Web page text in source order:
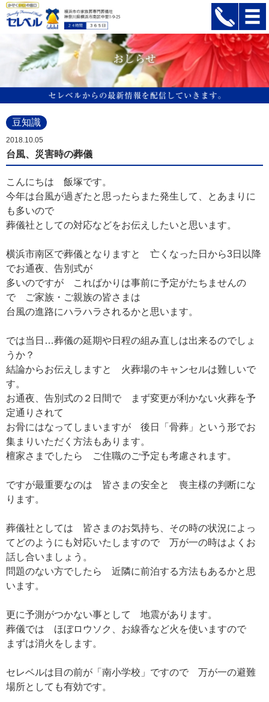
豆知識
2018.10.05
台風、災害時の葬儀
こんにちは 飯塚です。
今年は台風が過ぎたと思ったらまた発生して、とあまりに
も多いので
葬儀社としての対応などをお伝えしたいと思います。
横浜市南区で葬儀となりますと 亡くなった日から3日以降
でお通夜、告別式が
多いのですが こればかりは事前に予定がたちませんの
で ご家族・ご親族の皆さまは
台風の進路にハラハラされるかと思います。
では当日…葬儀の延期や日程の組み直しは出来るのでしょ
うか？
結論からお伝えしますと 火葬場のキャンセルは難しいで
す。
お通夜、告別式の２日間で まず変更が利かない火葬を予
定通りされて
お骨にはなってしまいますが 後日「骨葬」という形でお
集まりいただく方法もあります。
檀家さまでしたら ご住職のご予定も考慮されます。
ですが最重要なのは 皆さまの安全と 喪主様の判断にな
ります。
葬儀社としては 皆さまのお気持ち、その時の状況によっ
てどのようにも対応いたしますので 万が一の時はよくお
話し合いましょう。
問題のない方でしたら 近隣に前泊する方法もあるかと思
います。
更に予測がつかない事として 地震があります。
葬儀では ほぼロウソク、お線香など火を使いますので
まずは消火をします。
セレベルは目の前が「南小学校」ですので 万が一の避難
場所としても有効です。